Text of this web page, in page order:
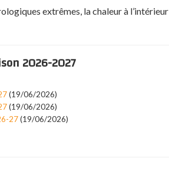
extrêmes, la chaleur à l’intérieur
2026-2027
(19/06/2026)
(19/06/2026)
27(19/06/2026)